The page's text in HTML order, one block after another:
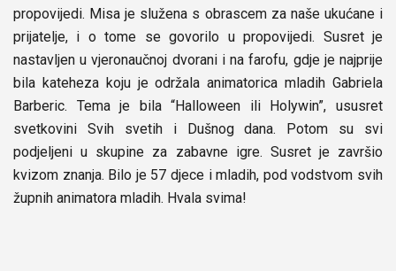
propovijedi. Misa je služena s obrascem za naše ukućane i
prijatelje, i o tome se govorilo u propovijedi. Susret je
nastavljen u vjeronaučnoj dvorani i na farofu, gdje je najprije
bila kateheza koju je održala animatorica mladih Gabriela
Barberic. Tema je bila “Halloween ili Holywin”, ususret
svetkovini Svih svetih i Dušnog dana. Potom su svi
podjeljeni u skupine za zabavne igre. Susret je završio
kvizom znanja. Bilo je 57 djece i mladih, pod vodstvom svih
župnih animatora mladih. Hvala svima!